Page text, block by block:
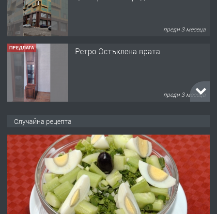
преди 3 месеца
ПРЕДЛАГА Ретро Остъклена врата
преди 3 месеца
преди 10 месеца
ПРЕДЛАГА
Професионална броячна машина -
със сертификат от ЕЦБ
Случайна рецепта